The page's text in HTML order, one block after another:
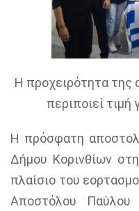
Η προχειρότητα της
περιποιεί τιμή
Η πρόσφατη
Δήμου Κορινθίων
πλαίσιο του
Αποστόλου Παύλου